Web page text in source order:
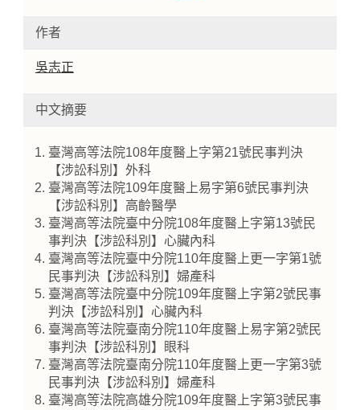
Home
作者
吳志正
中文摘要
臺灣高等法院108年度醫上字第21號民事判決
【涉訟科別】外科
臺灣高等法院109年度醫上易字第6號民事判決
【涉訟科別】高齡醫學
臺灣高等法院臺中分院108年度醫上字第13號民
事判決【涉訟科別】心臟內科
臺灣高等法院臺中分院110年度醫上更一字第1號
民事判決【涉訟科別】婦產科
臺灣高等法院臺中分院109年度醫上字第2號民事
判決【涉訟科別】心臟內科
臺灣高等法院臺南分院110年度醫上易字第2號民
事判決【涉訟科別】眼科
臺灣高等法院臺南分院110年度醫上更一字第3號
民事判決【涉訟科別】婦產科
臺灣高等法院高雄分院109年度醫上字第3號民事